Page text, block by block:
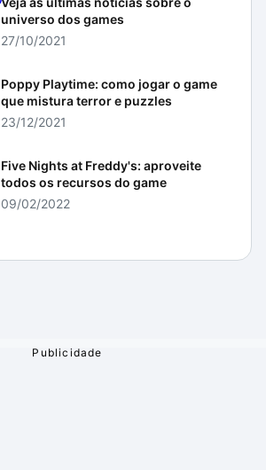
universo dos games
27/10/2021
Poppy Playtime: como jogar o game
que mistura terror e puzzles
23/12/2021
Five Nights at Freddy's: aproveite
todos os recursos do game
09/02/2022